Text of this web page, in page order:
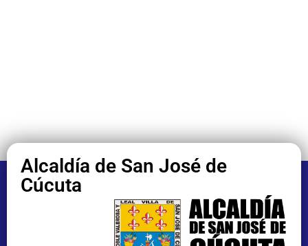
Alcaldía de San José de
Cúcuta